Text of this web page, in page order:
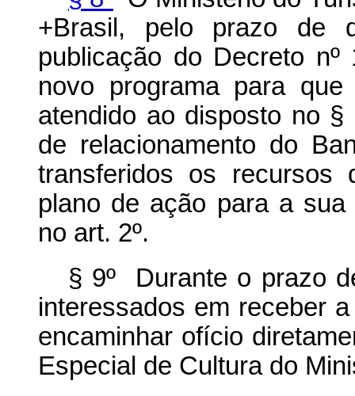
+Brasil, pelo prazo de
publicação do Decreto
novo programa para
atendido ao disposto no
de relacionamento do
transferidos os
plano de ação para a
no art. 2º.
§ 9º Durante o prazo
interessados em receber
encaminhar ofício
Especial de Cultura do